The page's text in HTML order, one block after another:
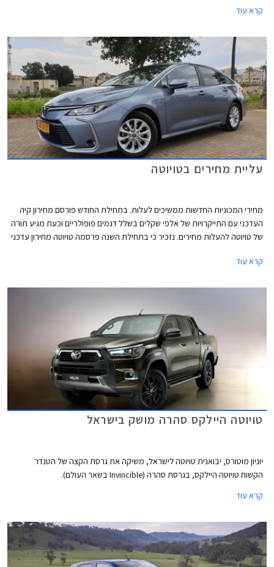
והשטח - זה מה שבאמת חשוב ברכב מסוג זה. המחיר החל מ- 370,000 ₪.
קרא עוד
עליית מחירים בטויוטה
מחירי המכוניות החדשות ממשיכים לעלות. בתחילת החודש פורסם מחירון קיה
העדכני עם התייקרויות של אלפי שקלים בשלל דגמים פופולריים וכעת מגיע תורה
של טויוטה להעלות מחירים. נזכיר כי בתחילת השנה פרסמה טויוטה מחירון עדכני
הודעה של היצרנית על פיה עקב עיכובים בשרשרת האספקה חלו שינויים
זמני ההמתנה לרכבים חדשים. שיווקה של טויוטה יאריס הופסק לפני מספר
קרא עוד
טויוטה היילקס סהרה מושק בישראל
יוניון מוטורס, יבואנית טויוטה לישראל, משיקה את גרסת הקצה של הטנדר
הקשוח טויוטה היילקס, בגרסת סהרה (Invincible בשאר העולם).
קרא עוד